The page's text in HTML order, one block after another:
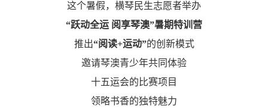
这个暑假，横琴民生志愿者举办
“跃动全运 阅享琴澳”暑期特训营
推出“阅读+运动”的创新模式
邀请琴澳青少年共同体验
十五运会的比赛项目
领略书香的独特魅力